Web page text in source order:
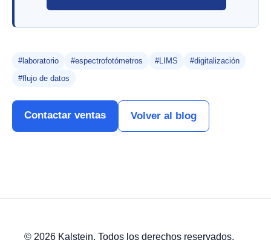
#laboratorio #espectrofotómetros #LIMS
#digitalización
#flujo de datos
Contactar ventas Volver al blog
© 2026 Kalstein. Todos los derechos reservados.